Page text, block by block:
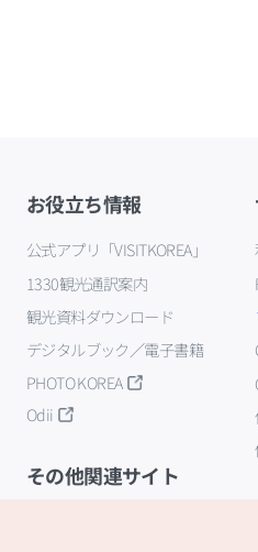
お役立ち情報
公式アプリ「VISITKOREA」
1330観光通訳案内
観光資料ダウンロード
デジタルブック／電子書籍
PHOTO KOREA
Odii
その他関連サイト